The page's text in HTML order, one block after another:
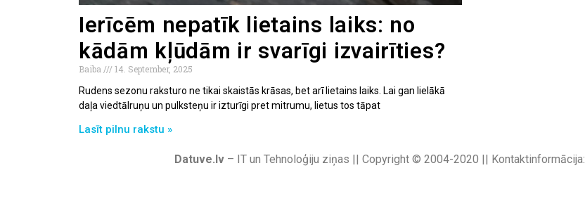
Ierīcēm nepatīk lietains laiks: no
kādām kļūdām ir svarīgi izvairīties?
Baiba
14. September, 2025
Rudens sezonu raksturo ne tikai skaistās krāsas, bet arī lietains laiks. Lai gan lielākā
daļa viedtālruņu un pulksteņu ir izturīgi pret mitrumu, lietus tos tāpat
Lasīt pilnu rakstu »
Datuve.lv – IT un Tehnoloģiju ziņas || Copyright © 2004-2020 || Kontaktinformācija: